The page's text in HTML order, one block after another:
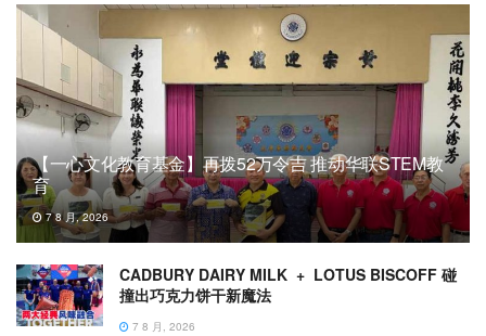
【一心文化教育基金】再拨52万令吉 推动华联STEM教
育
7 8 月, 2026
CADBURY DAIRY MILK + LOTUS BISCOFF 碰
撞出巧克力饼干新魔法
7 8 月, 2026